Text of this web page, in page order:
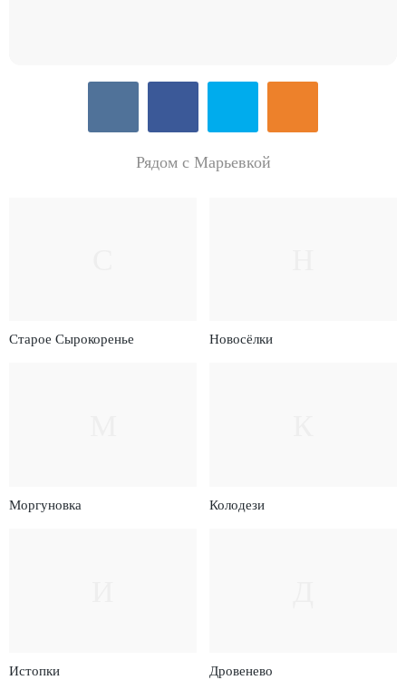
Рядом с Марьевкой
Старое Сырокоренье Новосёлки
Моргуновка Колодези
Истопки Дровенево